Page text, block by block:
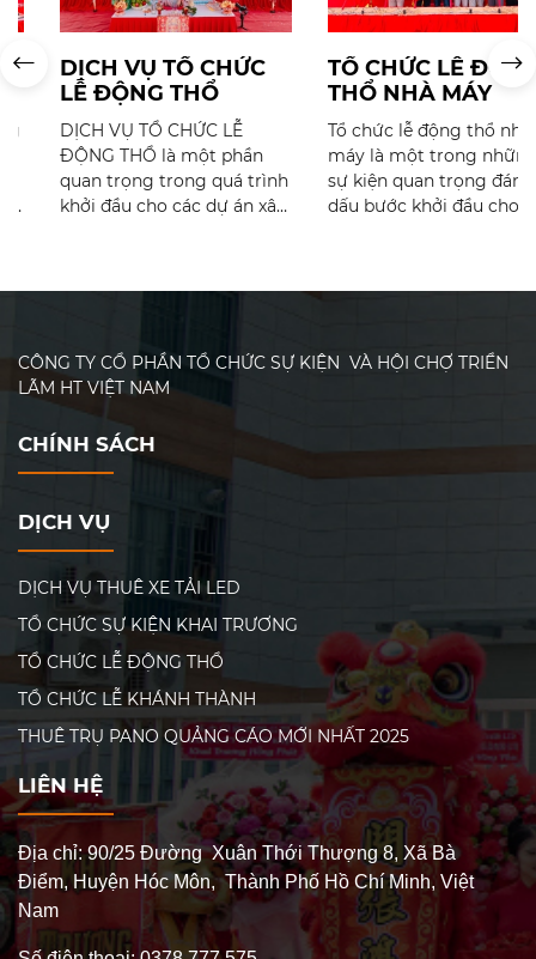
DỊCH VỤ TỔ CHỨC
LỄ ĐỘNG THỔ
DỊCH VỤ TỔ CHỨC LỄ
ĐỘNG THỔ là một phần
quan trọng trong quá trình
khởi đầu cho các dự án xây
tầm nhìn của doanh
nghiệp. Trong bài viết này,
chúng ta sẽ cùng nhau
khám phá những khía cạnh
khác nhau liên quan đến
việc tổ chức lễ động thổ, từ
chọn dịch vụ chuyên
nghiệp, và chi phí cần thiết.
TỔ CHỨC LỄ ĐỘNG
THỔ NHÀ MÁY
Tổ chức lễ động thổ nhà
máy là một trong những
sự kiện quan trọng đánh
dấu bước khởi đầu cho một
phát triển và đóng góp vào
việc tổ chức lễ động thổ
CÔNG TY CỔ PHẦN TỔ CHỨC SỰ KIỆN VÀ HỘI CHỢ TRIỂN
LÃM HT VIỆT NAM
CHÍNH SÁCH
DỊCH VỤ
DỊCH VỤ THUÊ XE TẢI LED
TỔ CHỨC SỰ KIỆN KHAI TRƯƠNG
TỔ CHỨC LỄ ĐỘNG THỔ
TỔ CHỨC LỄ KHÁNH THÀNH
THUÊ TRỤ PANO QUẢNG CÁO MỚI NHẤT 2025
LIÊN HỆ
Địa chỉ: 90/25 Đường Xuân Thới Thượng 8, Xã Bà
Điểm, Huyện Hóc Môn, Thành Phố Hồ Chí Minh, Việt
Nam